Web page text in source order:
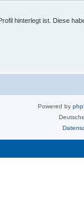
hinterlegt ist. Diese
Powered by